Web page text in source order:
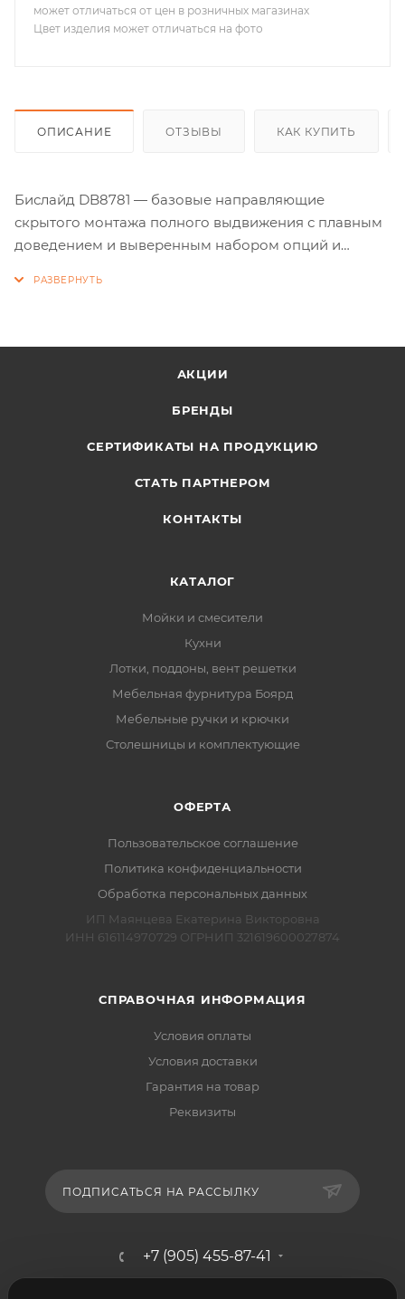
может отличаться от цен в розничных магазинах
Цвет изделия может отличаться на фото
ОПИСАНИЕ ОТЗЫВЫ КАК КУПИТЬ
Бислайд DB8781 — базовые направляющие
скрытого монтажа полного выдвижения с плавным
доведением и выверенным набором опций и
Направляющие скрытого монтажа DB8781
комфортны и в эксплуатации: доводчик обладает
актуально для мебельных проектов для
АКЦИИ
БРЕНДЫ
СЕРТИФИКАТЫ НА ПРОДУКЦИЮ
СТАТЬ ПАРТНЕРОМ
КОНТАКТЫ
КАТАЛОГ
Мойки и смесители
Кухни
Лотки, поддоны, вент решетки
Мебельная фурнитура Боярд
Мебельные ручки и крючки
Столешницы и комплектующие
ОФЕРТА
Пользовательское соглашение
Политика конфиденциальности
Обработка персональных данных
ИП Маянцева Екатерина Викторовна
ИНН 616114970729 ОГРНИП 321619600027874
СПРАВОЧНАЯ ИНФОРМАЦИЯ
Условия оплаты
Условия доставки
Гарантия на товар
Реквизиты
ПОДПИСАТЬСЯ НА РАССЫЛКУ
+7 (905) 455-87-41